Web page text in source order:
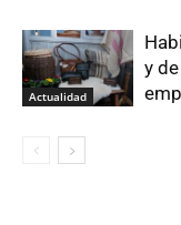
Actualidad
y